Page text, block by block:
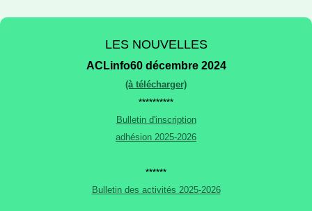
LES NOUVELLES
ACLinfo60 décembre 2024
(à télécharger)
**********
Bulletin d'inscription
adhésion 2025-2026
******
Bulletin des activités 2025-2026